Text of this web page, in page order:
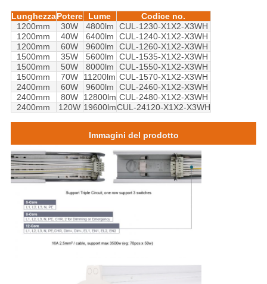
LunghezzaPotere Lume
Codice no.
1200mm
30W 4800lm
CUL-1230-X1X2-X3WH
1200mm
40W 6400lm
CUL-1240-X1X2-X3WH
1200mm
60W 9600lm
CUL-1260-X1X2-X3WH
1500mm
35W 5600lm
CUL-1535-X1X2-X3WH
1500mm
50W 8000lm
CUL-1550-X1X2-X3WH
1500mm
70W 11200lm CUL-1570-X1X2-X3WH
2400mm
60W 9600lm
CUL-2460-X1X2-X3WH
2400mm
80W 12800lm CUL-2480-X1X2-X3WH
2400mm
120W 19600lmCUL-24120-X1X2-X3WH
Immagini del prodotto